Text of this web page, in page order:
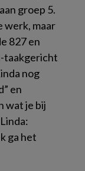
groep 5.
werk, maar
827 en
taakgericht
nog
en
wat je bij
ga het